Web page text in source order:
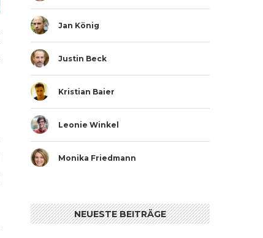
Jan König
Justin Beck
Kristian Baier
Leonie Winkel
Monika Friedmann
NEUESTE BEITRÄGE